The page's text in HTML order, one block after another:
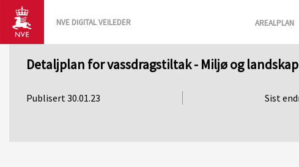
NVE DIGITAL VEILEDER AREALPLAN
Detaljplan for vassdragstiltak - Miljø og landskap
Publisert 30.01.23